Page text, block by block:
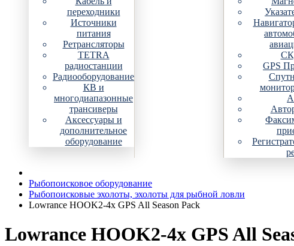
переходники
Источники
питания
Ретрансляторы
TETRA
радиостанции
Радиооборудование
КВ и
многодиапазонные
трансиверы
Аксессуары и
дополнительное
оборудование
GPS
Рыбопоисковое оборудование
Рыбопоисковые эхолоты, эхолоты для рыбной ловли
Lowrance HOOK2-4x GPS All Season Pack
Lowrance HOOK2-4x GPS All